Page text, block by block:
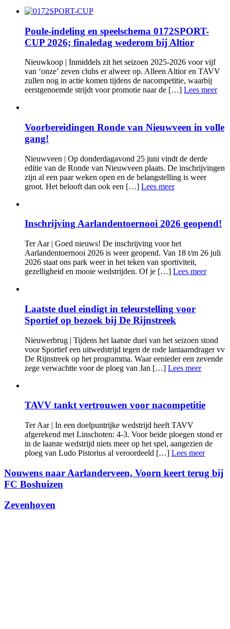
Poule-indeling en speelschema 0172SPORT-
CUP 2026; finaledag wederom bij Altior
Nieuwkoop | Inmiddels zit het seizoen 2025-2026 voor vijf
van ‘onze’ zeven clubs er alweer op. Alleen Altior en TAVV
zullen nog in actie komen tijdens de nacompetitie, waarbij
eerstgenoemde strijdt voor promotie naar de […] Lees meer
Voorbereidingen Ronde van Nieuwveen in volle
gang!
Nieuwveen | Op donderdagavond 25 juni vindt de derde
editie van de Ronde van Nieuwveen plaats. De inschrijvingen
zijn al een paar weken open en de belangstelling is weer
groot. Het belooft dan ook een […] Lees meer
Inschrijving Aarlandentoernooi 2026 geopend!
Ter Aar | Goed nieuws! De inschrijving voor het
Aarlandentoernooi 2026 is weer geopend. Van 18 t/m 26 juli
2026 staat ons park weer in het teken van sportiviteit,
gezelligheid en mooie wedstrijden. Of je […] Lees meer
Laatste duel eindigt in teleurstelling voor
Sportief op bezoek bij De Rijnstreek
Nieuwerbrug | Tijdens het laatste duel van het seizoen stond
voor Sportief een uitwedstrijd tegen de rode lantaarndrager vv
De Rijnstreek op het programma. Waar eenieder een zevende
zege verwachtte voor de ploeg van Jan […] Lees meer
TAVV tankt vertrouwen voor nacompetitie
Ter Aar | In een doelpuntrijke wedstrijd heeft TAVV
afgerekend met Linschoten: 4-3. Voor beide ploegen stond er
in de laatste wedstrijd niets meer op het spel, aangezien de
ploeg van Ludo Pistorius al veroordeeld […] Lees meer
Nouwens naar Aarlanderveen, Voorn keert terug bij
FC Boshuizen
Zevenhoven